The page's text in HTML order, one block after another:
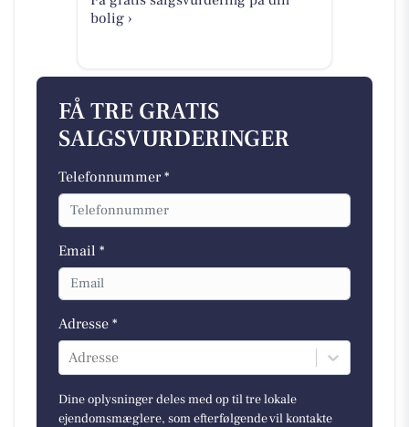
bolig ›
FÅ TRE GRATIS
SALGSVURDERINGER
Telefonnummer *
Email *
Adresse *
Adresse
Dine oplysninger deles med op til tre lokale
ejendomsmæglere, som efterfølgende vil kontakte